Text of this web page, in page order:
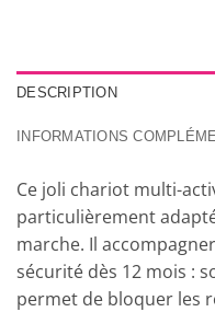
DESCRIPTION
INFORMATIONS
Ce joli chariot multi-
particulièrement
marche. Il
sécurité dès 12 mois :
permet de bloquer les